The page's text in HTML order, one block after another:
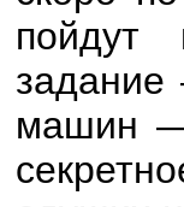
пойдут
задание
машин —